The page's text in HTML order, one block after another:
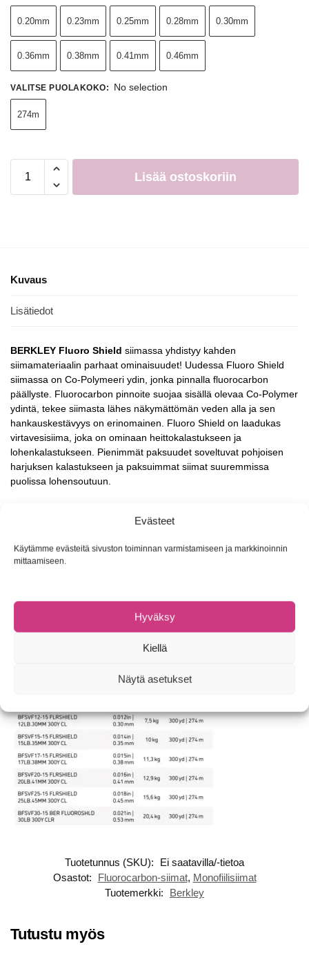
Evästeet
Käytämme evästeitä sivuston toiminnan varmistamiseen ja markkinoinnin
mittaamiseen.
Hyväksy
Kiellä
Näytä asetukset
0.20mm 0.23mm 0.25mm 0.28mm 0.30mm
0.36mm 0.38mm 0.41mm 0.46mm
VALITSE PUOLAKOKO: No selection
274m
Lisää ostoskoriin
Kuvaus
Lisätiedot
BERKLEY Fluoro Shield siimassa yhdistyy kahden
siimamateriaalin parhaat ominaisuudet! Uudessa Fluoro Shield
siimassa on Co-Polymeeri ydin, jonka pinnalla fluorocarbon
päällyste. Fluorocarbon pinnoite suojaa sisällä olevaa Co-Polymer
ydintä, tekee siimasta lähes näkymättömän veden alla ja sen
hankauskestävyys on erinomainen. Fluoro Shield on laadukas
virtavesisiima, joka on ominaan heittokalastukseen ja
lohenkalastukseen. Pienimmät paksuudet soveltuvat pohjoisen
harjuksen kalastukseen ja paksuimmat siimat suuremmissa
puolissa lohensoutuun.
Lähes näkymätön veden alla
Käsiteltävyys yhtä hyvä kuin Monofiilissa
Kestää hankausta 5 kertaa paremmin kuin Stren
Tuotetunnus (SKU):
Ei saatavilla/-tietoa
Osastot:
Fluorocarbon-siimat, Monofiilisiimat
Tuotemerkki:
Berkley
Tutustu myös